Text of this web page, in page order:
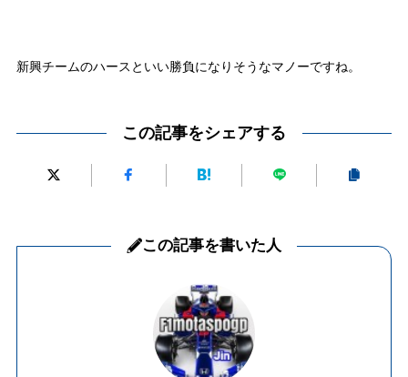
新興チームのハースといい勝負になりそうなマノーですね。
この記事をシェアする
この記事を書いた人